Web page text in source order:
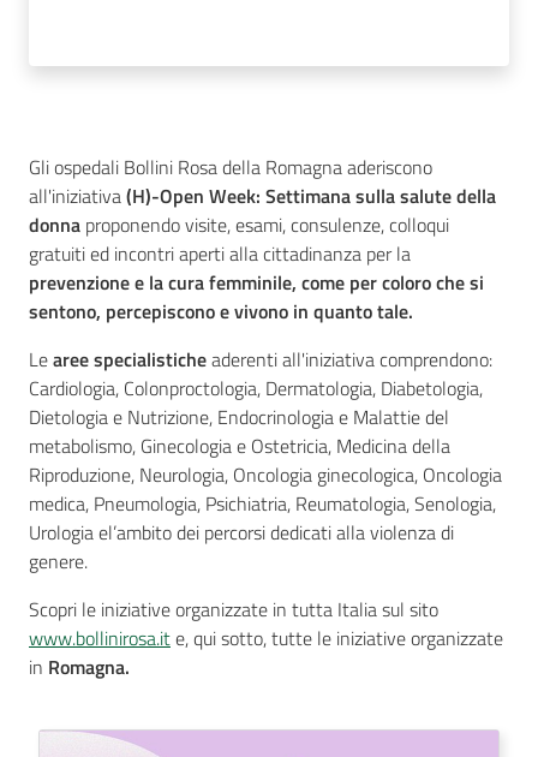
Servizi
Dedicato
a...
Bandi
e
Concorsi
Seguici
su
Gli ospedali Bollini Rosa della Romagna aderiscono
all'iniziativa(H)-Open Week: Settimana sulla salute della
donna proponendo visite, esami, consulenze, colloqui
gratuiti ed incontri aperti alla cittadinanza per la
prevenzione e la cura femminile, come per coloro che si
sentono, percepiscono e vivono in quanto tale.
Learee specialisticheaderenti all'iniziativa comprendono:
Cardiologia, Colonproctologia, Dermatologia, Diabetologia,
Dietologia e Nutrizione, Endocrinologia e Malattie del
metabolismo, Ginecologia e Ostetricia, Medicina della
Riproduzione, Neurologia, Oncologia ginecologica, Oncologia
medica, Pneumologia, Psichiatria, Reumatologia, Senologia,
Urologia el’ambito dei percorsi dedicati alla violenza di
genere.
Scopri le iniziative organizzate in tutta Italia sul sito
www.bollinirosa.ite, qui sotto, tutte le iniziative organizzate
in Romagna.